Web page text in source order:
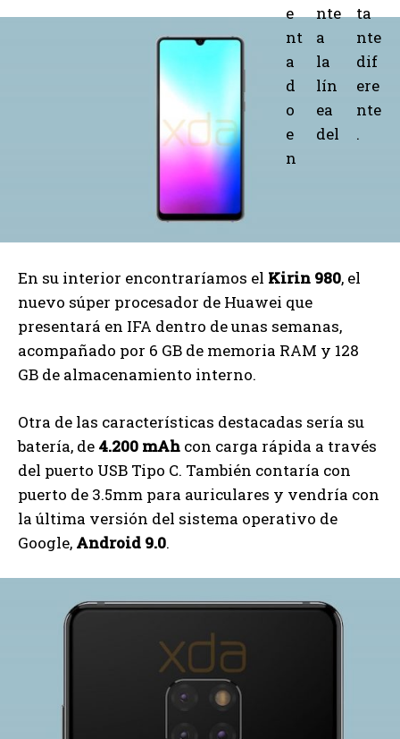
e
nt
a
d
o
e
n
nte
a
la
lín
ea
del
ta
nte
dif
ere
nte
.
En su interior encontraríamos el Kirin 980, el
nuevo súper procesador de Huawei que
presentará en IFA dentro de unas semanas,
acompañado por 6 GB de memoria RAM y 128
GB de almacenamiento interno.
Otra de las características destacadas sería su
batería, de 4.200 mAh con carga rápida a través
del puerto USB Tipo C. También contaría con
puerto de 3.5mm para auriculares y vendría con
la última versión del sistema operativo de
Google, Android 9.0.